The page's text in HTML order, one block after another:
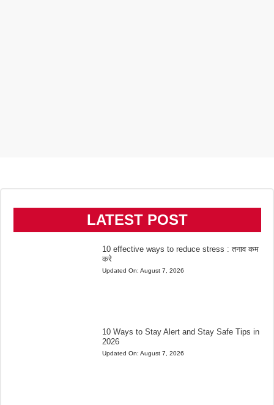
LATEST POST
10 effective ways to reduce stress : तनाव कम
करे
Updated On: August 7, 2026
10 Ways to Stay Alert and Stay Safe Tips in
2026
Updated On: August 7, 2026